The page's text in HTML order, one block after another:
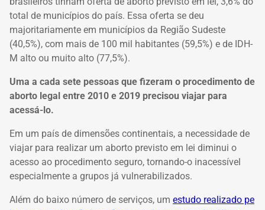
total de municípios do país. Essa oferta se deu
majoritariamente em municípios da Região Sudeste
(40,5%), com mais de 100 mil habitantes (59,5%) e de IDH-
M alto ou muito alto (77,5%).
Uma a cada sete pessoas que fizeram o procedimento de
aborto legal entre 2010 e 2019 precisou viajar para
acessá-lo.
Em um país de dimensões continentais, a necessidade de
viajar para realizar um aborto previsto em lei diminui o
acesso ao procedimento seguro, tornando-o inacessível
especialmente a grupos já vulnerabilizados.
Além do baixo número de serviços, um estudo realizado pe